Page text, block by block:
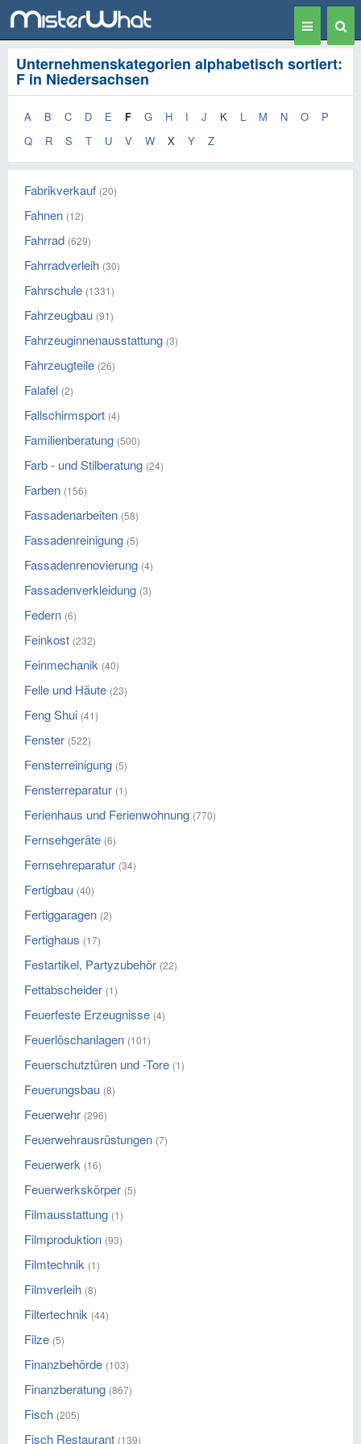
Toggle
navigation
Unternehmenskategorien alphabetisch sortiert:
F in Niedersachsen
A B C D E F G H I J K L M N O
P
Q
R S T U V W X Y Z
Fabrikverkauf (20)
Fahnen (12)
Fahrrad (629)
Fahrradverleih (30)
Fahrschule (1331)
Fahrzeugbau (91)
Fahrzeuginnenausstattung (3)
Fahrzeugteile (26)
Falafel (2)
Fallschirmsport (4)
Familienberatung (500)
Farb - und Stilberatung (24)
Farben (156)
Fassadenarbeiten (58)
Fassadenreinigung (5)
Fassadenrenovierung (4)
Fassadenverkleidung (3)
Federn (6)
Feinkost (232)
Feinmechanik (40)
Felle und Häute (23)
Feng Shui (41)
Fenster (522)
Fensterreinigung (5)
Fensterreparatur (1)
Ferienhaus und Ferienwohnung (770)
Fernsehgeräte (6)
Fernsehreparatur (34)
Fertigbau (40)
Fertiggaragen (2)
Fertighaus (17)
Festartikel, Partyzubehör (22)
Fettabscheider (1)
Feuerfeste Erzeugnisse (4)
Feuerlöschanlagen (101)
Feuerschutztüren und -Tore (1)
Feuerungsbau (8)
Feuerwehr (296)
Feuerwehrausrüstungen (7)
Feuerwerk (16)
Feuerwerkskörper (5)
Filmausstattung (1)
Filmproduktion (93)
Filmtechnik (1)
Filmverleih (8)
Filtertechnik (44)
Filze (5)
Finanzbehörde (103)
Finanzberatung (867)
Fisch (205)
Fisch Restaurant (139)